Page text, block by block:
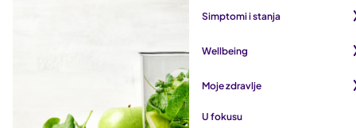
Simptomi i stanja
Bubrezi i mokraćni sustav
Dišni sustav
Wellbeing
Moje zdravlje
Pogledaj sve iz kategorije
U fokusu